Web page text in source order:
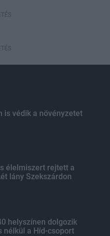
is védik a növényzetet
élelmiszert rejtett a
lány Szekszárdon
helyszínen dolgozik
nélkül a Híd-csoport